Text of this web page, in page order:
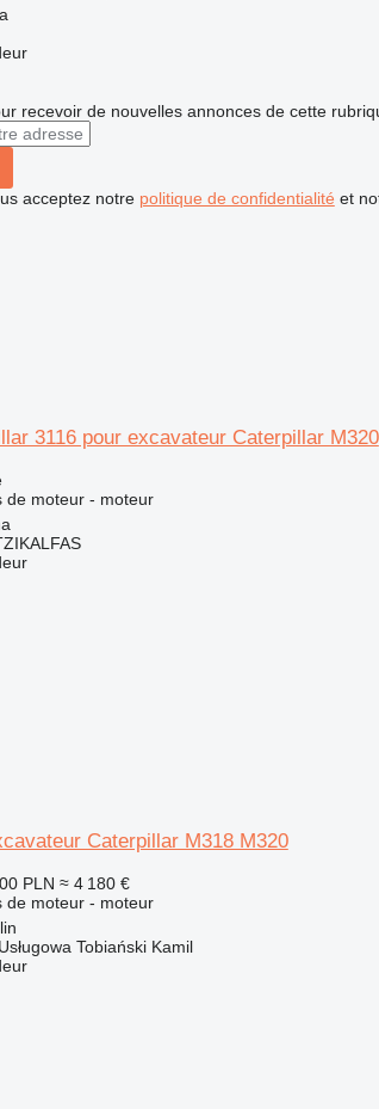
recevoir de nouvelles annonces de cette
acceptez notre politique de confidentialité et
3116 pour excavateur Caterpillar M320
de moteur - moteur
Caterpillar M318 M320
PLN ≈ 4 180 €
de moteur - moteur
Tobiański Kamil